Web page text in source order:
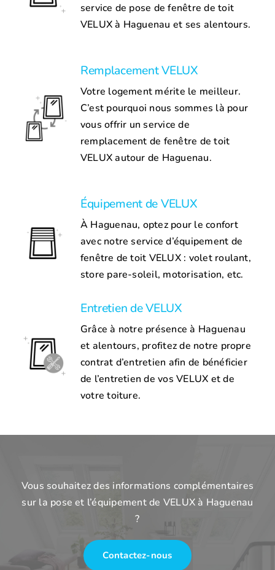
service de pose de fenêtre de toit
VELUX à Haguenau et ses alentours.
Remplacement VELUX
Votre logement mérite le meilleur.
C’est pourquoi nous sommes là pour
vous offrir un service de
remplacement de fenêtre de toit
VELUX autour de Haguenau.
Équipement de VELUX
À Haguenau, optez pour le confort
avec notre service d’équipement de
fenêtre de toit VELUX : volet roulant,
store pare-soleil, motorisation, etc.
Entretien de VELUX
Grâce à notre présence à Haguenau
et alentours, profitez de notre propre
contrat d’entretien afin de bénéficier
de l’entretien de vos VELUX et de
votre toiture.
Vous souhaitez des informations complémentaires
sur la pose et l’équipement de VELUX à Haguenau
?
Contactez-nous